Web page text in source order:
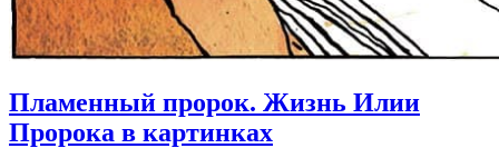
Пламенный пророк. Жизнь Илии
Пророка в картинках